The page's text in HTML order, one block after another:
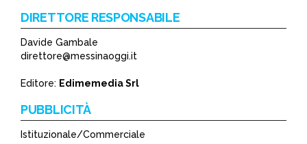
DIRETTORE RESPONSABILE
Davide Gambale
direttore@messinaoggi.it
Editore: Edimemedia Srl
PUBBLICITÀ
Istituzionale/Commerciale